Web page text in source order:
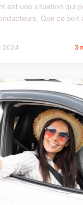
est une situation qui
Que ce soit
2024 3